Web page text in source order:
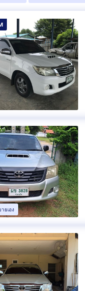
3.0 G 4WD
2.5 E VNT 4WD
2.5 G VNT
ยเอง